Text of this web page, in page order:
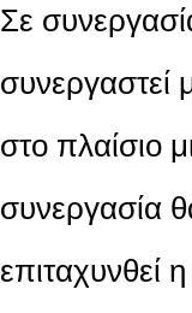
Σε
συνεργαστεί
στο πλαίσιο
συνεργασία
επιταχυνθεί